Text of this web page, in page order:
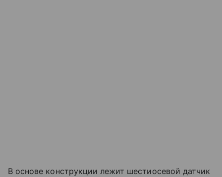
В основе конструкции лежит шестиосевой датчик